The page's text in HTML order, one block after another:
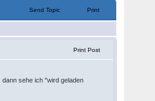
Send Topic Print
Print Post
sehe ich "wird geladen